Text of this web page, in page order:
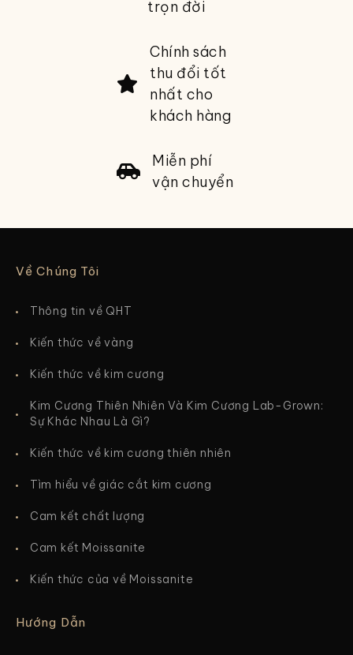
trọn đời
Chính sách
thu đổi tốt
nhất cho
khách hàng
Miễn phí
vận chuyển
Về Chúng Tôi
Thông tin về QHT
Kiến thức về vàng
Kiến thức về kim cương
Kim Cương Thiên Nhiên Và Kim Cương Lab-Grown:
Sự Khác Nhau Là Gì?
Kiến thức về kim cương thiên nhiên
Tìm hiểu về giác cắt kim cương
Cam kết chất lượng
Cam kết Moissanite
Kiến thức của về Moissanite
Hướng Dẫn